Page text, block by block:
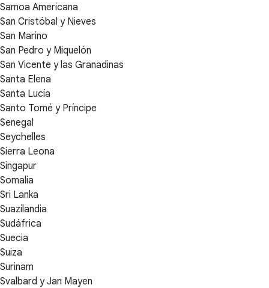
Samoa Americana
San Cristóbal y Nieves
San Marino
San Pedro y Miquelón
San Vicente y las Granadinas
Santa Elena
Santa Lucía
Santo Tomé y Príncipe
Senegal
Seychelles
Sierra Leona
Singapur
Somalia
Sri Lanka
Suazilandia
Sudáfrica
Suecia
Suiza
Surinam
Svalbard y Jan Mayen